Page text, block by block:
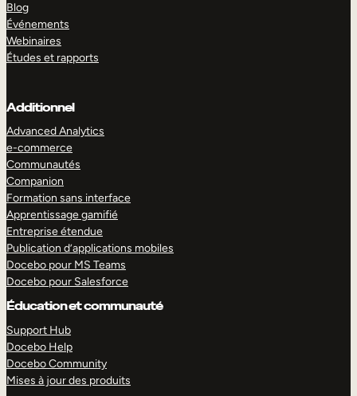
Blog
Événements
Webinaires
Études et rapports
Additionnel
Advanced Analytics
e-commerce
Communautés
Companion
Formation sans interface
Apprentissage gamifié
Entreprise étendue
Publication d’applications mobiles
Docebo pour MS Teams
Docebo pour Salesforce
Éducation et communauté
Support Hub
Docebo Help
Docebo Community
Mises à jour des produits